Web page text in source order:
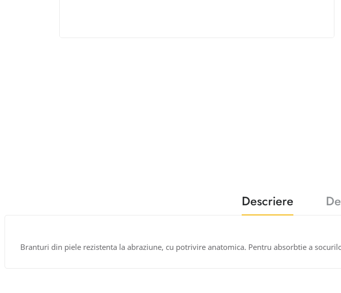
Descriere
Branturi din piele rezistenta la abraziune, cu potrivire anatomica. Pentru absorbtie a